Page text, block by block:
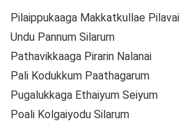
Pilaippukaaga Makkatkullae Pilavai
Undu Pannum Silarum
Pathavikkaaga Pirarin Nalanai
Pali Kodukkum Paathagarum
Pugalukkaga Ethaiyum Seiyum
Poali Kolgaiyodu Silarum